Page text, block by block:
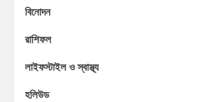
বিনোদন
রাশিফল
লাইফস্টাইল ও স্বাস্থ্য
হলিউড